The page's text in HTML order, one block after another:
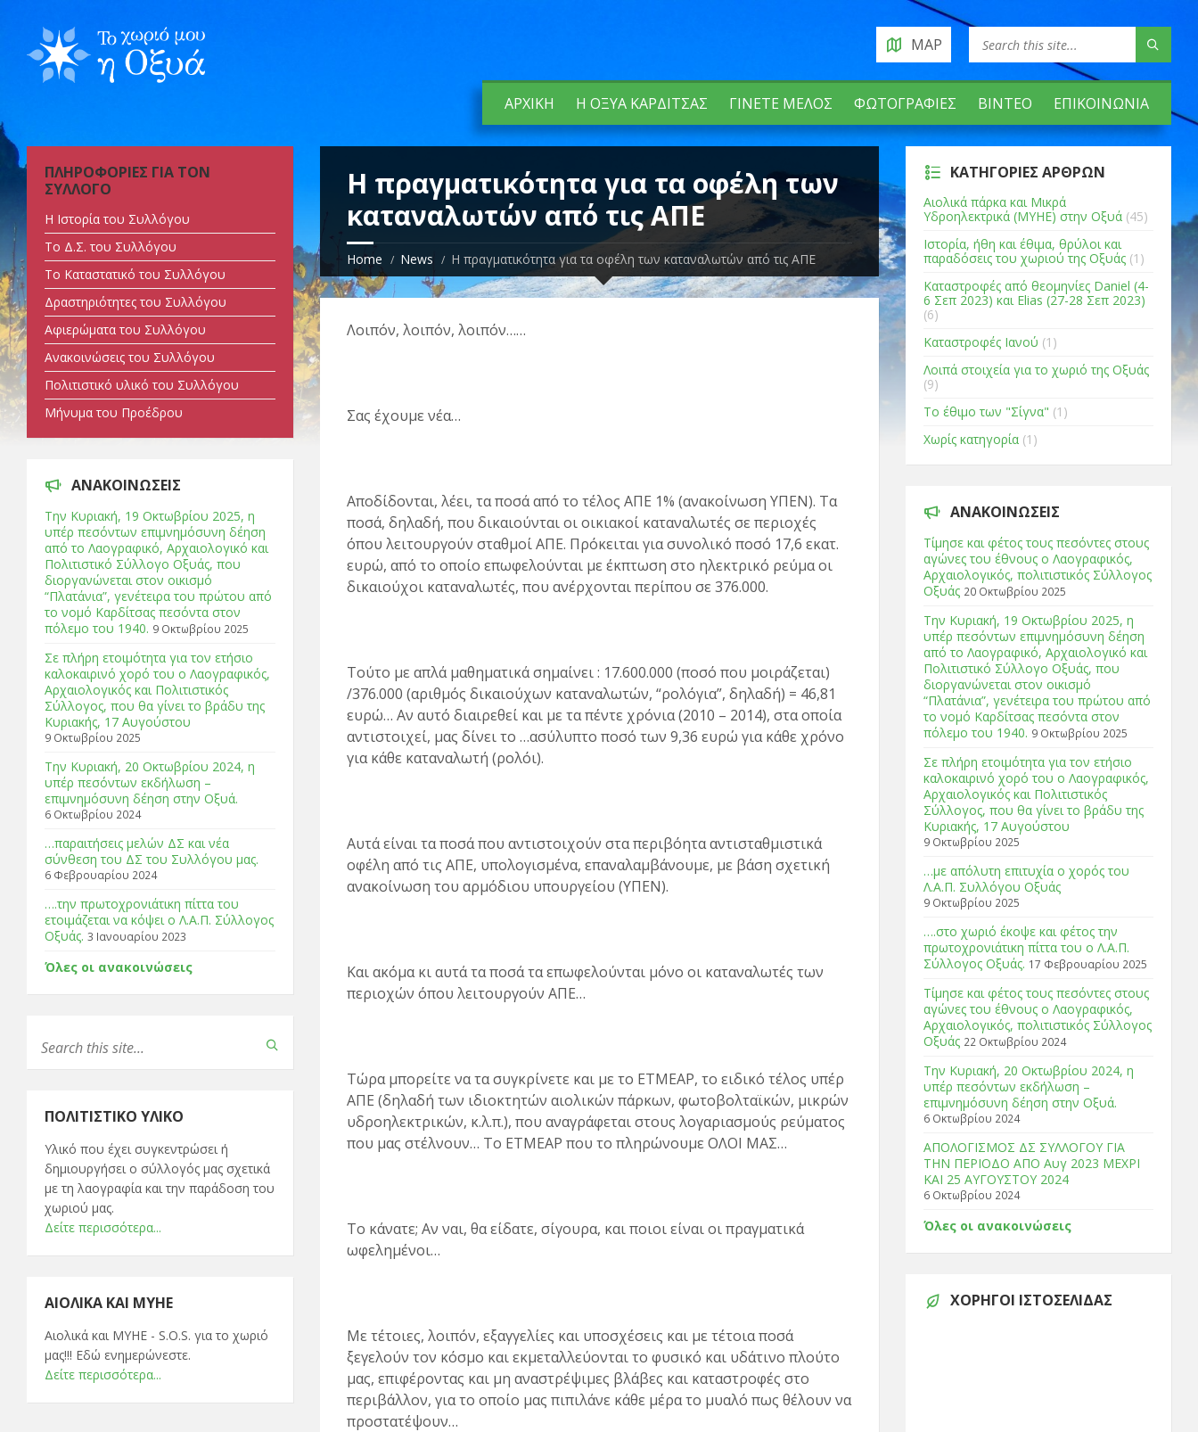
ΑΡΧΙΚΉ Η ΟΞΥΆ ΚΑΡΔΊΤΣΑΣ ΓΊΝΕΤΕ ΜΈΛΟΣ ΦΩΤΟΓΡΑΦΊΕΣ ΒΊΝΤΕΟ ΕΠΙΚΟΙΝΩΝΊΑ
MAP
Η πραγματικότητα για τα οφέλη των
καταναλωτών από τις ΑΠΕ
Home News Η πραγματικότητα για τα οφέλη των καταναλωτών από τις ΑΠΕ
Λοιπόν, λοιπόν, λοιπόν……
Σας έχουμε νέα…
Αποδίδονται, λέει, τα ποσά από το τέλος ΑΠΕ 1% (ανακοίνωση ΥΠΕΝ). Τα
ποσά, δηλαδή, που δικαιούνται οι οικιακοί καταναλωτές σε περιοχές
όπου λειτουργούν σταθμοί ΑΠΕ. Πρόκειται για συνολικό ποσό 17,6 εκατ.
ευρώ, από το οποίο επωφελούνται με έκπτωση στο ηλεκτρικό ρεύμα οι
δικαιούχοι καταναλωτές, που ανέρχονται περίπου σε 376.000.
Τούτο με απλά μαθηματικά σημαίνει : 17.600.000 (ποσό που μοιράζεται)
/376.000 (αριθμός δικαιούχων καταναλωτών, “ρολόγια”, δηλαδή) = 46,81
ευρώ… Αν αυτό διαιρεθεί και με τα πέντε χρόνια (2010 – 2014), στα οποία
αντιστοιχεί, μας δίνει το …ασύλυπτο ποσό των 9,36 ευρώ για κάθε χρόνο
για κάθε καταναλωτή (ρολόι).
Αυτά είναι τα ποσά που αντιστοιχούν στα περιβόητα αντισταθμιστικά
οφέλη από τις ΑΠΕ, υπολογισμένα, επαναλαμβάνουμε, με βάση σχετική
ανακοίνωση του αρμόδιου υπουργείου (ΥΠΕΝ).
Και ακόμα κι αυτά τα ποσά τα επωφελούνται μόνο οι καταναλωτές των
περιοχών όπου λειτουργούν ΑΠΕ…
Τώρα μπορείτε να τα συγκρίνετε και με το ΕΤΜΕΑΡ, το ειδικό τέλος υπέρ
ΑΠΕ (δηλαδή των ιδιοκτητών αιολικών πάρκων, φωτοβολταϊκών, μικρών
υδροηλεκτρικών, κ.λ.π.), που αναγράφεται στους λογαριασμούς ρεύματος
που μας στέλνουν… Το ΕΤΜΕΑΡ που το πληρώνουμε ΟΛΟΙ ΜΑΣ…
Το κάνατε; Αν ναι, θα είδατε, σίγουρα, και ποιοι είναι οι πραγματικά
ωφελημένοι…
Με τέτοιες, λοιπόν, εξαγγελίες και υποσχέσεις και με τέτοια ποσά
ξεγελούν τον κόσμο και εκμεταλλεύονται το φυσικό και υδάτινο πλούτο
μας, επιφέροντας και μη αναστρέψιμες βλάβες και καταστροφές στο
περιβάλλον, για το οποίο μας πιπιλάνε κάθε μέρα το μυαλό πως θέλουν να
προστατέψουν…
ΠΛΗΡΟΦΟΡΙΕΣ ΓΙΑ ΤΟΝ
ΣΥΛΛΟΓΟ
Η Ιστορία του Συλλόγου
Tο Δ.Σ. του Συλλόγου
Tο Καταστατικό του Συλλόγου
Δραστηριότητες του Συλλόγου
Αφιερώματα του Συλλόγου
Ανακοινώσεις του Συλλόγου
Πολιτιστικό υλικό του Συλλόγου
Μήνυμα του Προέδρου
ΑΝΑΚΟΙΝΩΣΕΙΣ
Tην Κυριακή, 19 Οκτωβρίου 2025, η
υπέρ πεσόντων επιμνημόσυνη δέηση
από το Λαογραφικό, Αρχαιολογικό και
Πολιτιστικό Σύλλογο Οξυάς, που
διοργανώνεται στον οικισμό
“Πλατάνια”, γενέτειρα του πρώτου από
το νομό Καρδίτσας πεσόντα στον
πόλεμο του 1940. 9 Οκτωβρίου 2025
Σε πλήρη ετοιμότητα για τον ετήσιο
καλοκαιρινό χορό του ο Λαογραφικός,
Αρχαιολογικός και Πολιτιστικός
Σύλλογος, που θα γίνει το βράδυ της
Κυριακής, 17 Αυγούστου
9 Οκτωβρίου 2025
Tην Κυριακή, 20 Οκτωβρίου 2024, η
υπέρ πεσόντων εκδήλωση –
επιμνημόσυνη δέηση στην Οξυά.
6 Οκτωβρίου 2024
…παραιτήσεις μελών ΔΣ και νέα
σύνθεση του ΔΣ του Συλλόγου μας.
6 Φεβρουαρίου 2024
….την πρωτοχρονιάτικη πίττα του
ετοιμάζεται να κόψει ο Λ.Α.Π. Σύλλογος
Οξυάς. 3 Ιανουαρίου 2023
Όλες οι ανακοινώσεις
ΠΟΛΙΤΙΣΤΙΚΌ ΥΛΙΚΌ
Υλικό που έχει συγκεντρώσει ή
δημιουργήσει ο σύλλογός μας σχετικά
με τη λαογραφία και την παράδοση του
χωριού μας.
Δείτε περισσότερα...
ΑΙΟΛΙΚΆ ΚΑΙ ΜΥΗΕ
Αιολικά και ΜΥΗΕ - S.O.S. για το χωριό
μας!!! Εδώ ενημερώνεστε.
Δείτε περισσότερα...
ΚΑΤΗΓΟΡΊΕΣ ΆΡΘΡΩΝ
Αιολικά πάρκα και Μικρά
Υδροηλεκτρικά (ΜΥΗΕ) στην Οξυά(45)
Ιστορία, ήθη και έθιμα, θρύλοι και
παραδόσεις του χωριού της Οξυάς(1)
Καταστροφές από θεομηνίες Daniel (4-
6 Σεπ 2023) και Elias (27-28 Σεπ 2023)
(6)
Καταστροφές Ιανού (1)
Λοιπά στοιχεία για το χωριό της Οξυάς
(9)
Το έθιμο των "Σίγνα" (1)
Χωρίς κατηγορία(1)
ΑΝΑΚΟΙΝΏΣΕΙΣ
Τίμησε και φέτος τους πεσόντες στους
αγώνες του έθνους ο Λαογραφικός,
Αρχαιολογικός, πολιτιστικός Σύλλογος
Οξυάς 20 Οκτωβρίου 2025
Tην Κυριακή, 19 Οκτωβρίου 2025, η
υπέρ πεσόντων επιμνημόσυνη δέηση
από το Λαογραφικό, Αρχαιολογικό και
Πολιτιστικό Σύλλογο Οξυάς, που
διοργανώνεται στον οικισμό
“Πλατάνια”, γενέτειρα του πρώτου από
το νομό Καρδίτσας πεσόντα στον
πόλεμο του 1940. 9 Οκτωβρίου 2025
Σε πλήρη ετοιμότητα για τον ετήσιο
καλοκαιρινό χορό του ο Λαογραφικός,
Αρχαιολογικός και Πολιτιστικός
Σύλλογος, που θα γίνει το βράδυ της
Κυριακής, 17 Αυγούστου
9 Οκτωβρίου 2025
…με απόλυτη επιτυχία ο χορός του
Λ.Α.Π. Συλλόγου Οξυάς
9 Οκτωβρίου 2025
….στο χωριό έκοψε και φέτος την
πρωτοχρονιάτικη πίττα του ο Λ.Α.Π.
Σύλλογος Οξυάς. 17 Φεβρουαρίου 2025
Τίμησε και φέτος τους πεσόντες στους
αγώνες του έθνους ο Λαογραφικός,
Αρχαιολογικός, πολιτιστικός Σύλλογος
Οξυάς 22 Οκτωβρίου 2024
Tην Κυριακή, 20 Οκτωβρίου 2024, η
υπέρ πεσόντων εκδήλωση –
επιμνημόσυνη δέηση στην Οξυά.
6 Οκτωβρίου 2024
ΑΠΟΛΟΓΙΣΜΟΣ ΔΣ ΣΥΛΛΟΓΟΥ ΓΙΑ
ΤΗΝ ΠΕΡΙΟΔΟ ΑΠΟ Αυγ 2023 ΜΕΧΡΙ
ΚΑΙ 25 ΑΥΓΟΥΣΤΟΥ 2024
6 Οκτωβρίου 2024
Όλες οι ανακοινώσεις
ΧΟΡΗΓΟΊ ΙΣΤΟΣΕΛΊΔΑΣ